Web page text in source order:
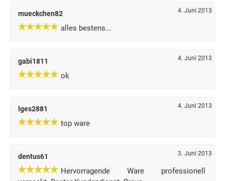
mueckchen82 4. Juni 2013
alles bestens...
gabi1811 4. Juni 2013
ok
lges2881 4. Juni 2013
top ware
dentus61 3. Juni 2013
Hervorragende Ware professionell